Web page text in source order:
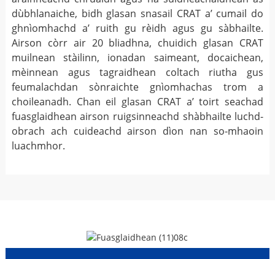
dùbhlanaiche, bidh glasan snasail CRAT a’ cumail do
ghnìomhachd a’ ruith gu rèidh agus gu sàbhailte.
Airson còrr air 20 bliadhna, chuidich glasan CRAT
muilnean stàilinn, ionadan saimeant, docaichean,
mèinnean agus tagraidhean coltach riutha gus
feumalachdan sònraichte gnìomhachas trom a
choileanadh. Chan eil glasan CRAT a’ toirt seachad
fuasglaidhean airson ruigsinneachd shàbhailte luchd-
obrach ach cuideachd airson dìon nan so-mhaoin
luachmhor.